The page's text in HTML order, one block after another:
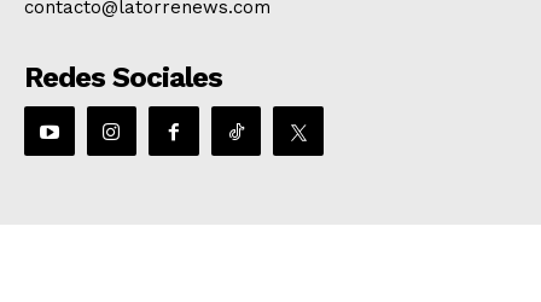
contacto@latorrenews.com
Redes Sociales